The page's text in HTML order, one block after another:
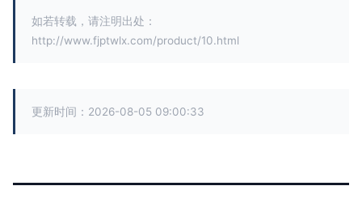
如若转载，请注明出处：
http://www.fjptwlx.com/product/10.html
更新时间：2026-08-05 09:00:33